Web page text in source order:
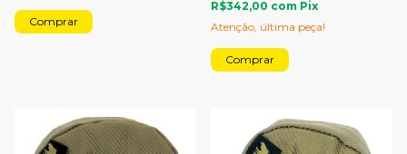
R$342,00 com Pix
Atenção, última peça!